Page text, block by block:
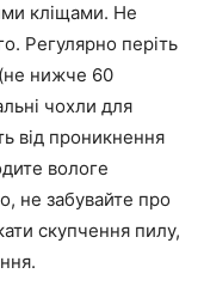
кліщами. Не
Регулярно періть
(не нижче 60
чохли для
від проникнення
вологе
не забувайте про
скупчення пилу,